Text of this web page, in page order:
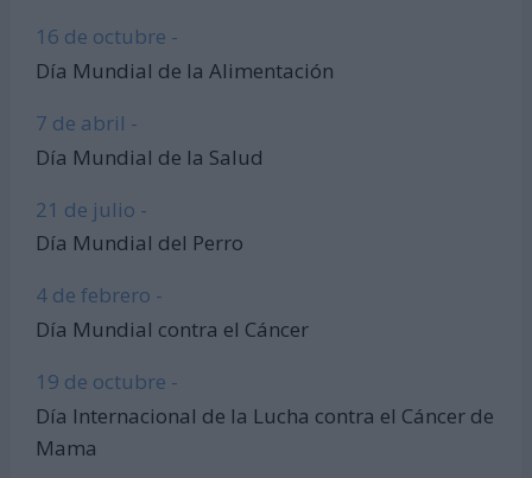
16 de octubre -
Día Mundial de la Alimentación
7 de abril -
Día Mundial de la Salud
21 de julio -
Día Mundial del Perro
4 de febrero -
Día Mundial contra el Cáncer
19 de octubre -
Día Internacional de la Lucha contra el Cáncer de
Mama